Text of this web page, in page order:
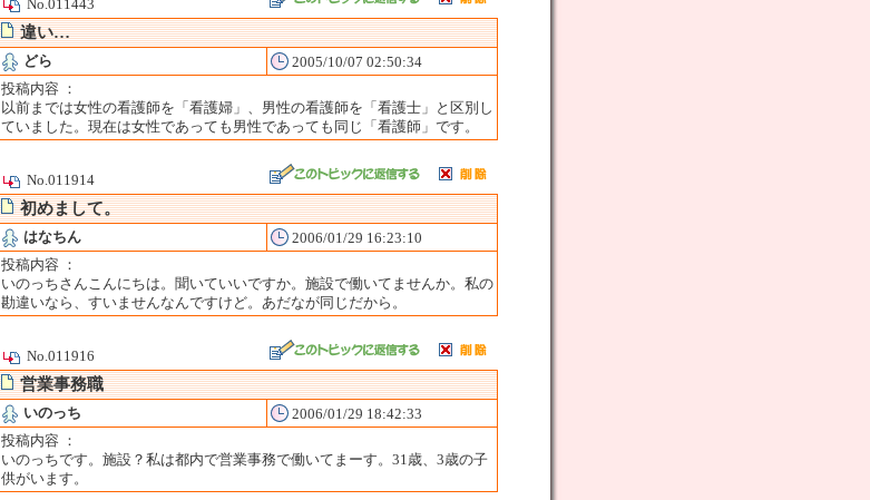
No.011443
違い…
どら
2005/10/07 02:50:34
投稿内容 ：
以前までは女性の看護師を「看護婦」、男性の看護師を「看護士」と区別し
ていました。現在は女性であっても男性であっても同じ「看護師」です。
No.011914
初めまして。
はなちん
2006/01/29 16:23:10
投稿内容 ：
いのっちさんこんにちは。聞いていいですか。施設で働いてませんか。私の
勘違いなら、すいませんなんですけど。あだなが同じだから。
No.011916
営業事務職
いのっち
2006/01/29 18:42:33
投稿内容 ：
いのっちです。施設？私は都内で営業事務で働いてまーす。31歳、3歳の子
供がいます。